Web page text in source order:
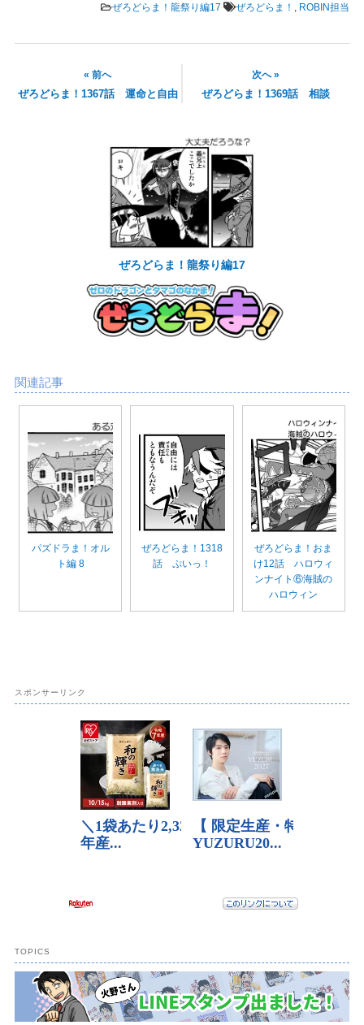
ぜろどらま！龍祭り編17 ぜろどらま！ , ROBIN担当
« 前へ
ぜろどらま！1367話 運命と自由
次へ »
ぜろどらま！1369話 相談
ぜろどらま！龍祭り編17
関連記事
パズドラま！オル
ト編 8
ぜろどらま！1318
話 ぷいっ！
ぜろどらま！おま
け12話 ハロウィ
ンナイト⑥海賊の
ハロウィン
スポンサーリンク
TOPICS